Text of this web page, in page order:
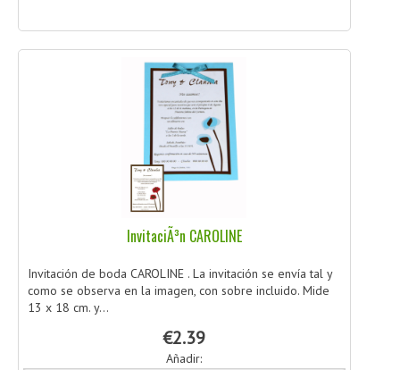
InvitaciÃ³n CAROLINE
Invitación de boda CAROLINE . La invitación se envía tal y
como se observa en la imagen, con sobre incluido. Mide
13 x 18 cm. y...
€2.39
Añadir: